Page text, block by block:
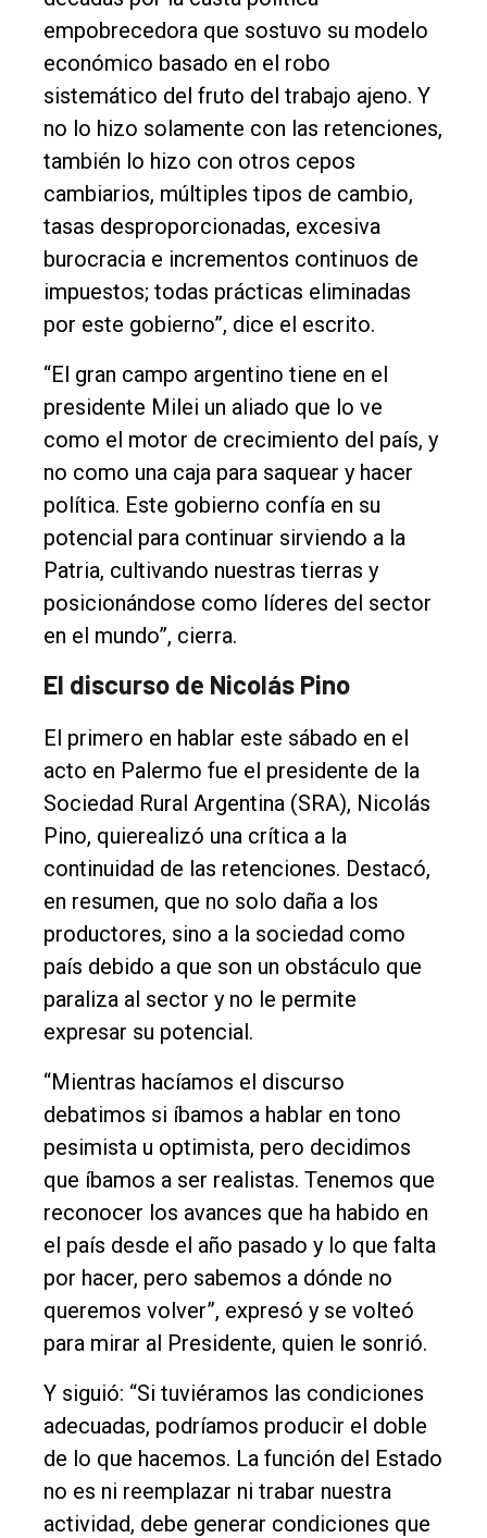
empobrecedora que sostuvo su modelo
económico basado en el robo
sistemático del fruto del trabajo ajeno. Y
no lo hizo solamente con las retenciones,
también lo hizo con otros cepos
cambiarios, múltiples tipos de cambio,
tasas desproporcionadas, excesiva
burocracia e incrementos continuos de
impuestos; todas prácticas eliminadas
por este gobierno”, dice el escrito.
“El gran campo argentino tiene en el
presidente Milei un aliado que lo ve
como el motor de crecimiento del país, y
no como una caja para saquear y hacer
política. Este gobierno confía en su
potencial para continuar sirviendo a la
Patria, cultivando nuestras tierras y
posicionándose como líderes del sector
en el mundo”, cierra.
El discurso de Nicolás Pino
El primero en hablar este sábado en el
acto en Palermo fue el presidente de la
Sociedad Rural Argentina (SRA), Nicolás
Pino, quierealizó una crítica a la
continuidad de las retenciones. Destacó,
en resumen, que no solo daña a los
productores, sino a la sociedad como
país debido a que son un obstáculo que
paraliza al sector y no le permite
expresar su potencial.
“Mientras hacíamos el discurso
debatimos si íbamos a hablar en tono
pesimista u optimista, pero decidimos
que íbamos a ser realistas. Tenemos que
reconocer los avances que ha habido en
el país desde el año pasado y lo que falta
por hacer, pero sabemos a dónde no
queremos volver”, expresó y se volteó
para mirar al Presidente, quien le sonrió.
Y siguió: “Si tuviéramos las condiciones
adecuadas, podríamos producir el doble
de lo que hacemos. La función del Estado
no es ni reemplazar ni trabar nuestra
actividad, debe generar condiciones que